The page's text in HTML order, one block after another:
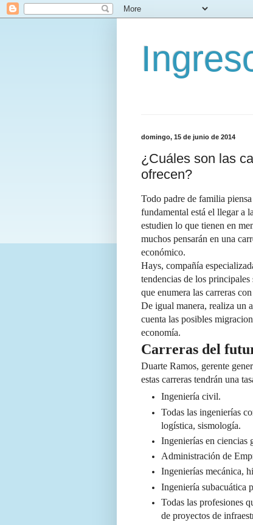
domingo, 15 de junio de 2014
¿Cuáles son las
ofrecen?
Todo padre de familia
fundamental está el llegar a
estudien lo que tienen en
muchos pensarán en una
económico.
Hays, compañía
tendencias de los
que enumera las carreras
De igual manera, realiza un
cuenta las posibles
economía.
Carreras del
Duarte Ramos, gerente
estas carreras tendrán una
Ingeniería civil.
Todas las ingenierías
logística, sismología.
Ingenierías en ciencias
Administración de
Ingenierías mecánica,
Ingeniería subacuática
Todas las profesiones
de proyectos de